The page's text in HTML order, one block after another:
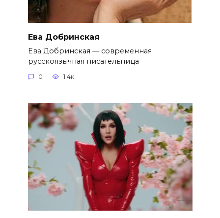
Ева Добринская
Ева Добринская — современная
русскоязычная писательница
0 1.4к.